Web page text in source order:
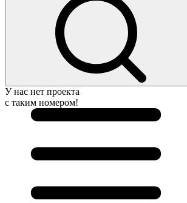
У нас нет проекта
с таким номером!